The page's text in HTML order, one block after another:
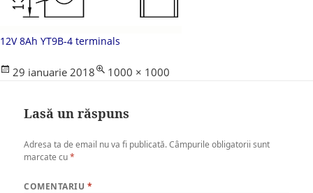
12V 8Ah YT9B-4 terminals
Posted
29 ianuarie 2018
Full
1000 × 1000
Lasă un răspuns
Adresa ta de email nu va fi publicată. Câmpurile obligatorii sunt
marcate cu*
COMENTARIU *